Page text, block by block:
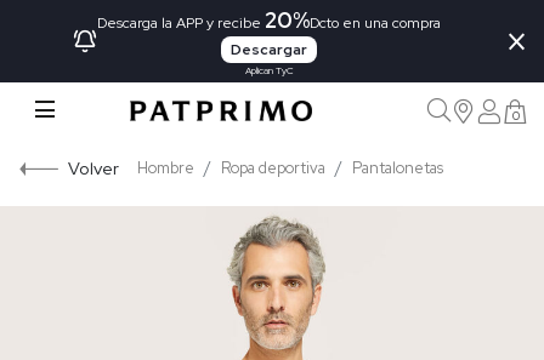
Descarga la APP y recibe 20%Dcto en una compra
Descargar
Aplican TyC
×
0
Volver Hombre Ropa deportiva Pantalonetas